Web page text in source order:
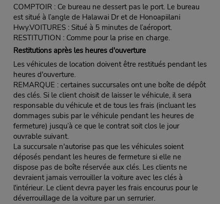
COMPTOIR : Ce bureau ne dessert pas le port. Le bureau
est situé à l’angle de Halawai Dr et de Honoapiilani
Hwy.VOITURES : Situé à 5 minutes de l’aéroport.
RESTITUTION : Comme pour la prise en charge.
Restitutions après les heures d'ouverture
Les véhicules de location doivent être restitués pendant les
heures d'ouverture.
REMARQUE : certaines succursales ont une boîte de dépôt
des clés. Si le client choisit de laisser le véhicule, il sera
responsable du véhicule et de tous les frais (incluant les
dommages subis par le véhicule pendant les heures de
fermeture) jusqu’à ce que le contrat soit clos le jour
ouvrable suivant.
La succursale n'autorise pas que les véhicules soient
déposés pendant les heures de fermeture si elle ne
dispose pas de boîte réservée aux clés. Les clients ne
devraient jamais verrouiller la voiture avec les clés à
l'intérieur. Le client devra payer les frais encourus pour le
déverrouillage de la voiture par un serrurier.